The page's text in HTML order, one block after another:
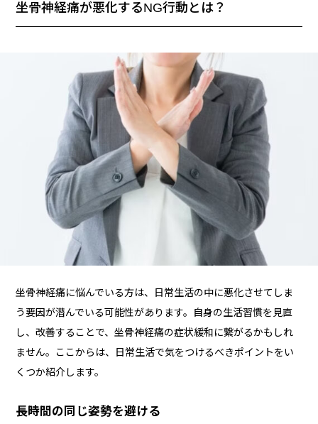
坐骨神経痛が悪化するNG行動とは？
坐骨神経痛に悩んでいる方は、日常生活の中に悪化させてしま
う要因が潜んでいる可能性があります。自身の生活習慣を見直
し、改善することで、坐骨神経痛の症状緩和に繋がるかもしれ
ません。ここからは、日常生活で気をつけるべきポイントをい
くつか紹介します。
長時間の同じ姿勢を避ける